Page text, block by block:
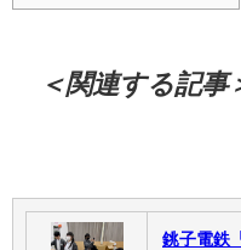
＜関連する記事
銚子電鉄